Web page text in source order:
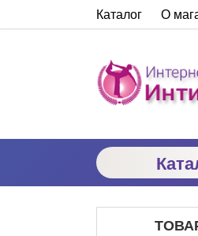
Каталог О